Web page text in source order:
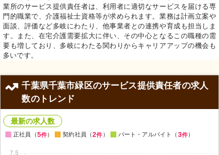
業所のサービス提供責任者は、利用者に適切なサービスを届ける専
門的職業で、介護福祉士資格等が求められます。業務は計画立案や
面談、評価など多岐にわたり、他事業者との連携や育成も担当しま
す。また、在宅介護需要拡大に伴い、その中心となるこの職種の需
要も増しており、多岐にわたる関わりからキャリアアップの機会も
多いです。
千葉県千葉市緑区のサービス提供責任者の求人
数のトレンド
最新の求人数
正社員（5件） 契約社員（2件 ） パート・アルバイト（ 3件）